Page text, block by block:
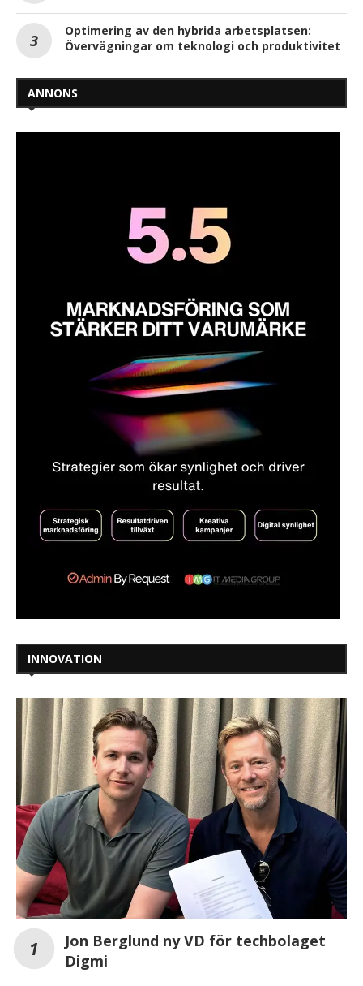
Optimering av den hybrida arbetsplatsen:
Övervägningar om teknologi och produktivitet
ANNONS
INNOVATION
Jon Berglund ny VD för techbolaget
Digmi